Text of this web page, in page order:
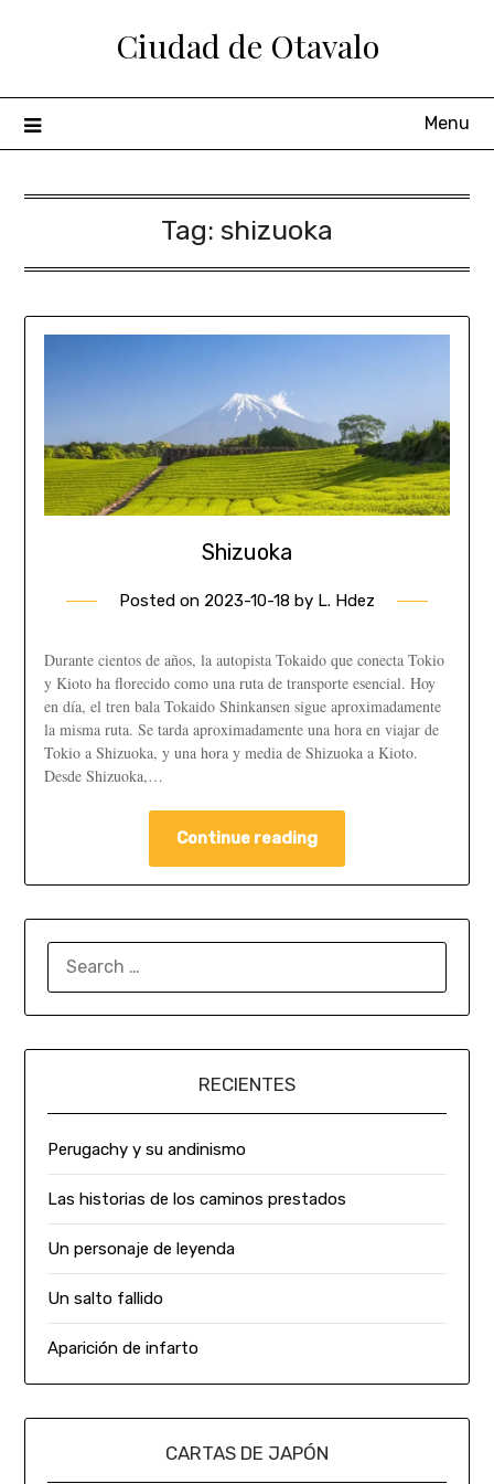
Ciudad de Otavalo
Menu
Tag: shizuoka
Shizuoka
Posted on 2023-10-18 by L. Hdez
Durante cientos de años, la autopista Tokaido que conecta Tokio
y Kioto ha florecido como una ruta de transporte esencial. Hoy
en día, el tren bala Tokaido Shinkansen sigue aproximadamente
la misma ruta. Se tarda aproximadamente una hora en viajar de
Tokio a Shizuoka, y una hora y media de Shizuoka a Kioto.
Desde Shizuoka,…
Continue reading
RECIENTES
Perugachy y su andinismo
Las historias de los caminos prestados
Un personaje de leyenda
Un salto fallido
Aparición de infarto
CARTAS DE JAPÓN